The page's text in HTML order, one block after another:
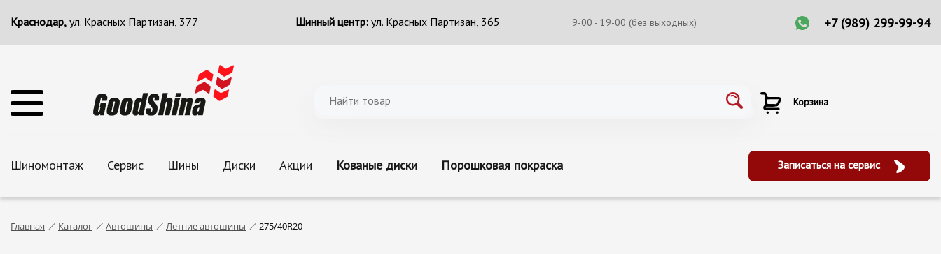
Краснодар, ул. Красных Партизан, 377 Шинный центр:ул. Красных Партизан, 365 9-00 - 19-00 (без выходных) +7 (989) 299-99-94
Корзина
Шиномонтаж Сервис Шины Диски Акции Кованые диски Порошковая покраска Записаться на сервис
Главная Каталог Автошины Летние автошины 275/40R20